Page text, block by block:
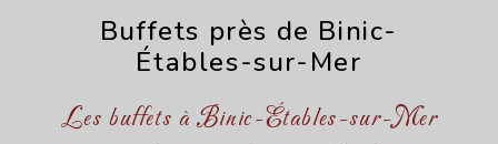
Buffets près de Binic-
Étables-sur-Mer
Les buffets à Binic-Étables-sur-Mer